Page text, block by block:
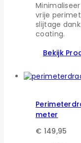
vrije
slijtage
coating.
Bekijk
meter
€ 149,95